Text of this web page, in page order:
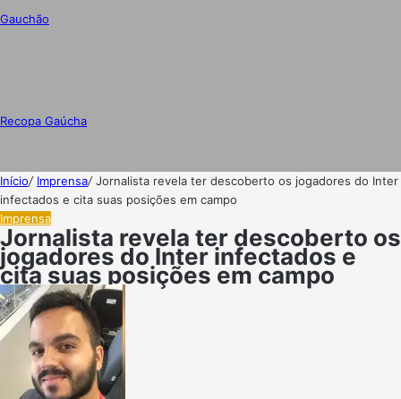
Gauchão
Recopa Gaúcha
Início/ Imprensa/Jornalista revela ter descoberto os jogadores do Inter
infectados e cita suas posições em campo
Imprensa
Jornalista revela ter descoberto os
jogadores do Inter infectados e
cita suas posições em campo